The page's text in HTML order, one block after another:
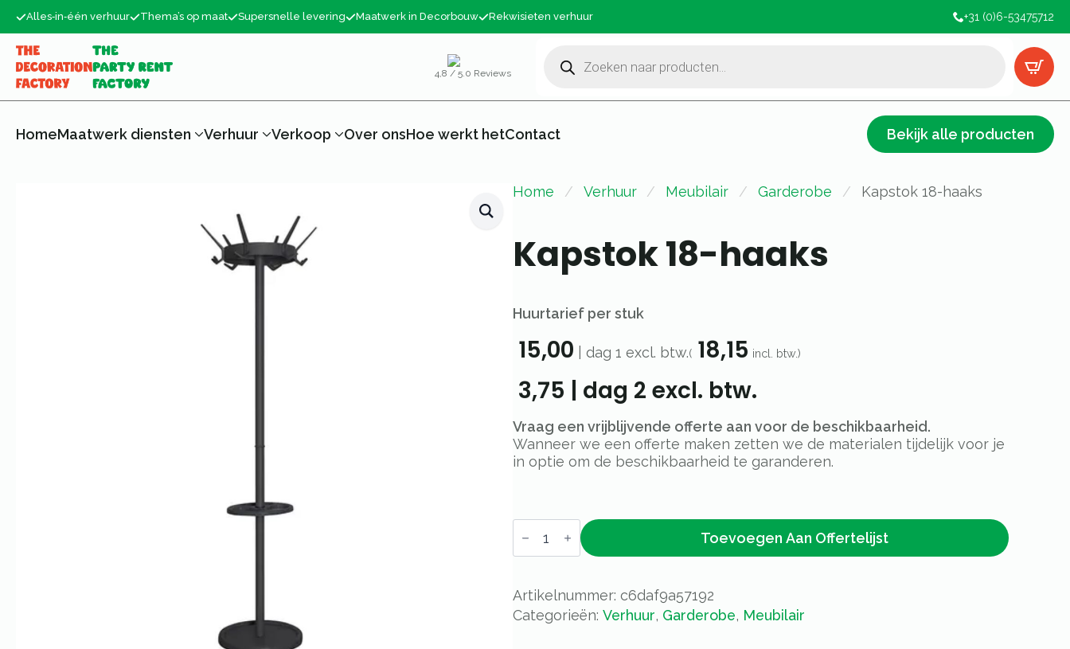
Alles‑in‑één verhuur Thema’s op maat Supersnelle levering Maatwerk in Decorbouw Rekwisieten verhuur +31 (0)6-53475712
4,8 / 5.0 Reviews
zoeken
HomeMaatwerk diensten Verhuur Verkoop Over onsHoe werkt hetContact Bekijk alle producten
Home Verhuur Meubilair Garderobe Kapstok 18-haaks
Kapstok 18-haaks
Huurtarief per stuk
15,00 dag 1 excl. btw.(18,15 incl. btw.)
3,75 dag 2 excl. btw.
Vraag een vrijblijvende offerte aan voor de beschikbaarheid.
Wanneer we een offerte maken zetten we de materialen tijdelijk voor je
in optie om de beschikbaarheid te garanderen.
Kapstok
18-
haaks
Toevoegen Aan Offertelijst
Artikelnummer: c6daf9a57192
Categorieën: Verhuur, Garderobe, Meubilair